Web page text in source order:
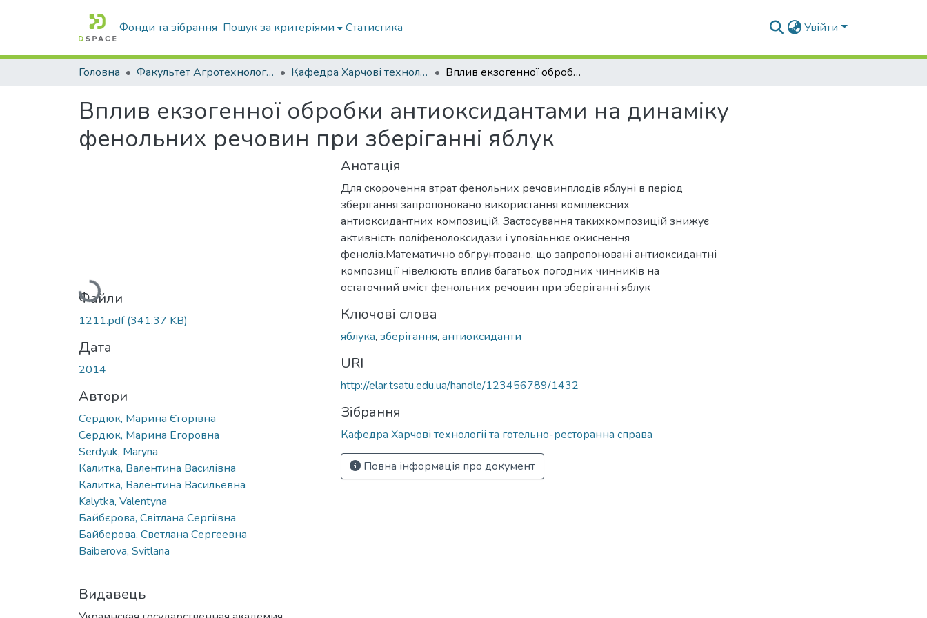
Фонди та зібрання Пошук за критеріями Статистика Увійти
Головна Факультет Агротехнологій та екології Кафедра Харчові технологіі та готельно-ресторанна справа Вплив екзогенної обробки антиоксидантами на динаміку фенольних речовин при зберіганні яблук
Вплив екзогенної обробки антиоксидантами на динаміку
фенольних речовин при зберіганні яблук
Вантажиться...
Файли
1211.pdf(341.37 KB)
Дата
2014
Автори
Сердюк, Марина Єгорівна
Сердюк, Марина Егоровна
Serdyuk, Maryna
Калитка, Валентина Василівна
Калитка, Валентина Васильевна
Kalytka, Valentyna
Байбєрова, Світлана Сергіївна
Байберова, Светлана Сергеевна
Baiberova, Svitlana
Видавець
Анотація
Для скорочення втрат фенольних речовинплодів яблуні в період
зберігання запропоновано використання комплексних
антиоксидантних композицій. Застосування такихкомпозицій знижує
активність поліфенолоксидази і уповільнює окиснення
фенолів.Математично обґрунтовано, що запропоновані антиоксидантні
композиції нівелюють вплив багатьох погодних чинників на
остаточний вміст фенольних речовин при зберіганні яблук
Ключові слова
яблука, зберігання, антиоксиданти
URI
http://elar.tsatu.edu.ua/handle/123456789/1432
Зібрання
Кафедра Харчові технологіі та готельно-ресторанна справа
Повна інформація про документ